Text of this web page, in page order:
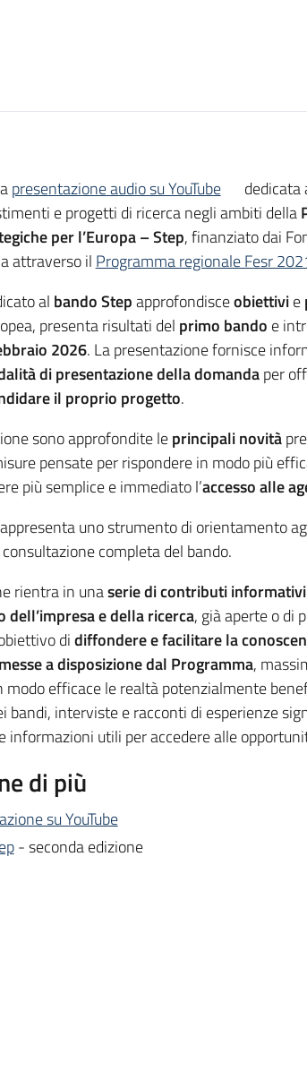
presentazione audio su YouTube dedicata
e progetti di ricerca negli ambiti della
per l’Europa – Step, finanziato dai
attraverso il Programma regionale Fesr
al bando Stepapprofondisceobiettivie
presenta risultati del primo bando e
2026. La presentazione fornisce
di presentazione della domandaper
il proprio progetto.
sono approfondite leprincipali novità
pensate per rispondere in modo più
più semplice e immediato l’accesso alle
uno strumento di orientamento
completa del bando.
rientra in unaserie di contributi informativi
dell’impresa e della ricerca, già aperte o di
didiffondere e facilitare la
a disposizione dal Programma,
modo efficace le realtà potenzialmente
bandi, interviste e racconti di esperienze
informazioni utili per accedere alle
di più
su YouTube
- seconda edizione